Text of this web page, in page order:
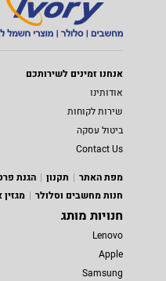
אנחנו זמינים לשירותכם
אודותינו
שירות לקוחות
ביטול עסקה
Contact Us
מפת האתר
תקנון הגנת
חנות מחשבים וסלולר
מגזין
חנויות מותג
Lenovo
Apple
Samsung